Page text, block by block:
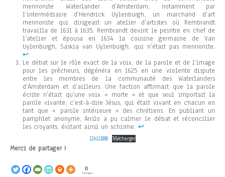
mennonite Waterlander d’Amsterdam, notamment par
l’intermédiaire d’Hendrick Uylenburgh, un marchand d’art
mennonite qui dirigeait un atelier d’artistes où Rembrandt
travailla de 1631 à 1635. Rembrandt devint le peintre en chef de
l’atelier et épousa en 1634 la cousine germaine de Van
Uylenburgh, Saskia van Uylenburgh, qui n’était pas mennonite.
↩︎
Le débat sur le rôle exact de la voix, de la parole et de l’image
pour les prêcheurs, dégénéra en 1625 en une violente dispute
entre les membres de la communauté des Waterlanders
d’Amsterdam et d’ailleurs. Une faction affirmait que la parole
écrite n’était qu’une voix « morte » et que seul importait la
parole vivante, c’est-à-dire Jésus, qui était vivant en chacun en
tant que « parole intérieure » des chrétiens. En publiant un
pamphlet anonyme, Anslo a pu calmer le débat et réconcilier
les croyants, évitant ainsi un schisme. ↩︎
126111888 Télécharger
Merci de partager !
0
Partages